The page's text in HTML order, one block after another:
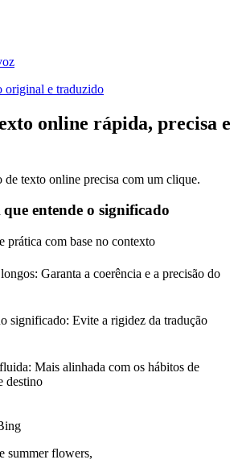
original e traduzido
online rápida, precisa e
de texto online precisa com um clique.
entende o significado
prática com base no contexto
Garanta a coerência e a precisão do
significado: Evite a rigidez da tradução
Mais alinhada com os hábitos de
destino
summer flowers,